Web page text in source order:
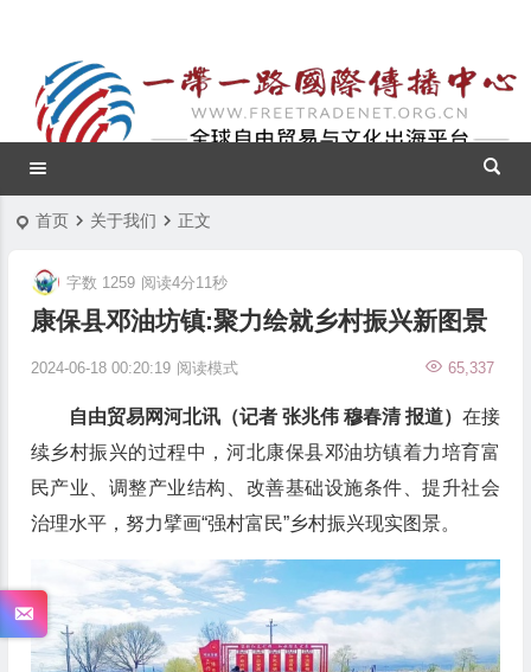
首页 关于我们 正文
康保县邓油坊镇:聚力绘就乡村振兴新图景
2024-06-18 00:20:19 65,337
字数 1259 阅读4分11秒
阅读模式
自由贸易网河北讯（记者 张兆伟 穆春清 报道） 在接
续乡村振兴的过程中，河北康保县邓油坊镇着力培育富
民产业、调整产业结构、改善基础设施条件、提升社会
治理水平，努力擘画“强村富民”乡村振兴现实图景。